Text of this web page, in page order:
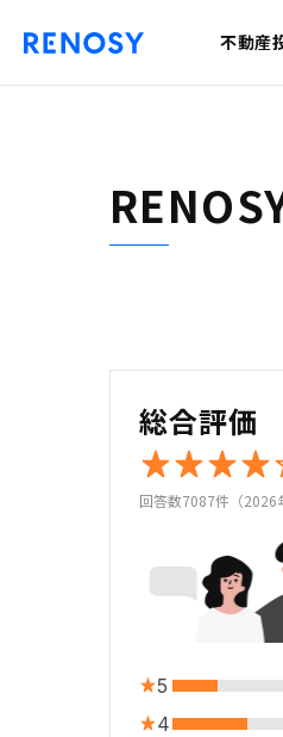
不動産
総合評価
回答数7087件（2026
5
4